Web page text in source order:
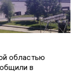
областью
в